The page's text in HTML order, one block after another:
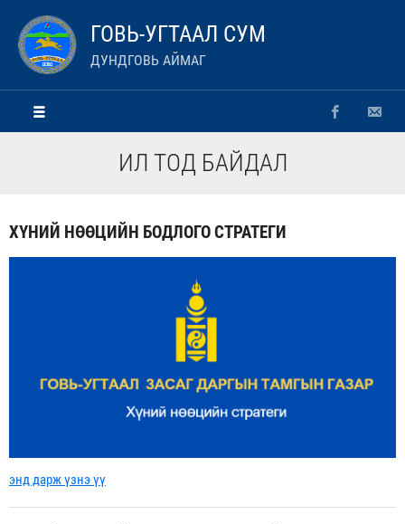
ГОВЬ-УГТААЛ СУМ
ДУНДГОВЬ АЙМАГ
ИЛ ТОД БАЙДАЛ
ХҮНИЙ НӨӨЦИЙН БОДЛОГО СТРАТЕГИ
энд дарж үзнэ үү